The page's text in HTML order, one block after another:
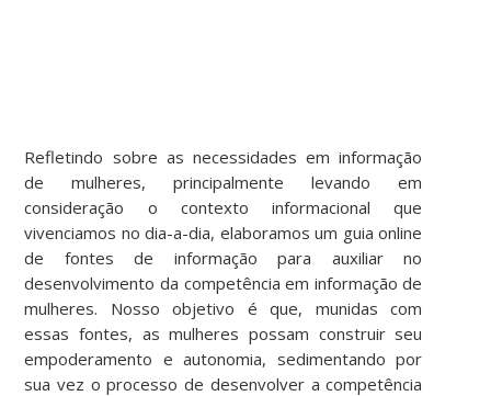
Refletindo sobre as necessidades em informação
de mulheres, principalmente levando em
consideração o contexto informacional que
vivenciamos no dia-a-dia, elaboramos um guia online
de fontes de informação para auxiliar no
desenvolvimento da competência em informação de
mulheres. Nosso objetivo é que, munidas com
essas fontes, as mulheres possam construir seu
empoderamento e autonomia, sedimentando por
sua vez o processo de desenvolver a competência